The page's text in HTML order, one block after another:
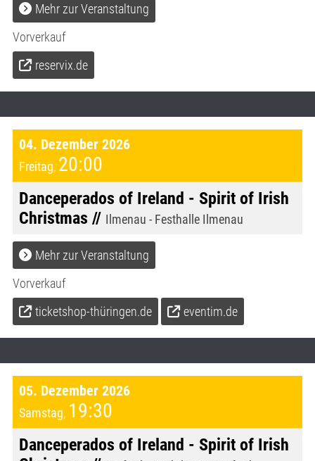
Mehr zur Veranstaltung
Vorverkauf
reservix.de
04. Dezember 2026
Freitag, 20:00
Danceperados of Ireland - Spirit of Irish
Christmas // Ilmenau - Festhalle Ilmenau
Mehr zur Veranstaltung
Vorverkauf
ticketshop-thüringen.de
eventim.de
05. Dezember 2026
Samstag, 19:30
Danceperados of Ireland - Spirit of Irish